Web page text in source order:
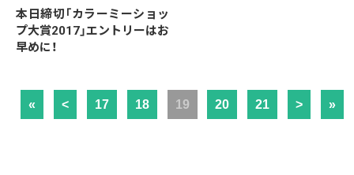
本日締切「カラーミーショッ
プ大賞2017」エントリーはお
早めに！
« < 17 18 19 20 21 > »